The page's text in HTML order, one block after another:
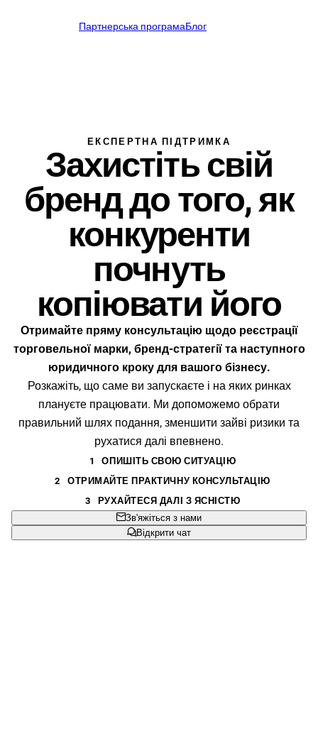
Партнерська програмаБлог
ЕКСПЕРТНА ПІДТРИМКА
Захистіть свій
бренд до того, як
конкуренти
почнуть
копіювати його
Отримайте пряму консультацію щодо реєстрації
торговельної марки, бренд-стратегії та наступного
юридичного кроку для вашого бізнесу.
Розкажіть, що саме ви запускаєте і на яких ринках
плануєте працювати. Ми допоможемо обрати
правильний шлях подання, зменшити зайві ризики та
рухатися далі впевнено.
1
ОПИШІТЬ СВОЮ СИТУАЦІЮ
2
ОТРИМАЙТЕ ПРАКТИЧНУ КОНСУЛЬТАЦІЮ
3
РУХАЙТЕСЯ ДАЛІ З ЯСНІСТЮ
Зв'яжіться з нами
Відкрити чат